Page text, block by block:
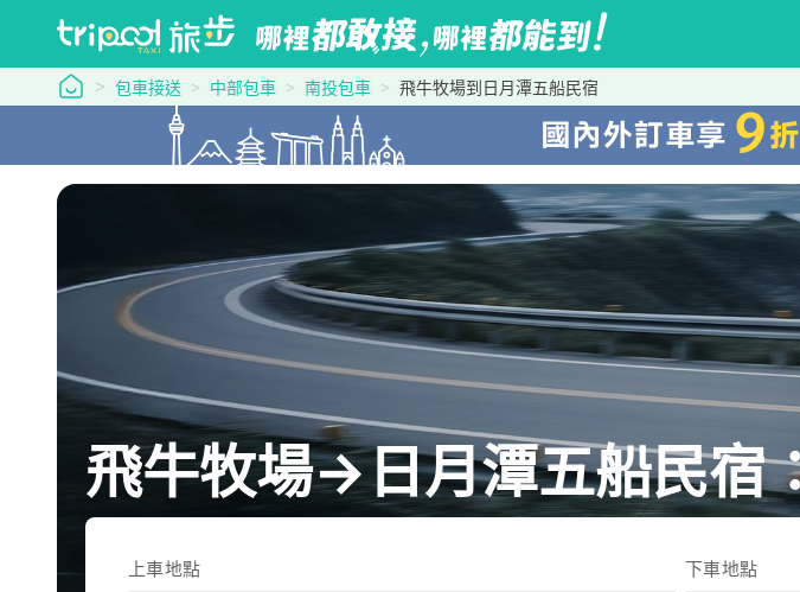
tripool 旅步
包車接送 中部包車 南投包車 飛牛牧場到日月潭五船民宿
飛牛牧場→日月潭五船民宿
上車地點 下車地點